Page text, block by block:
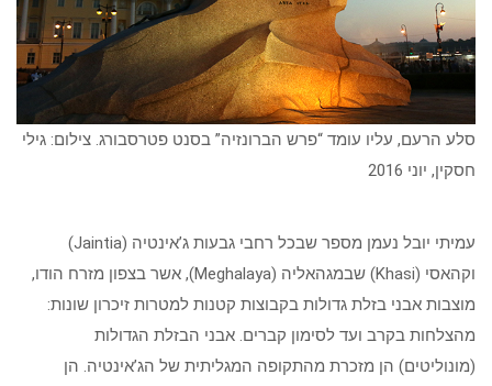
סלע הרעם, עליו עומד “פרש הברונזיה” בסנט פטרסבורג. צילום: גילי
חסקין, יוני 2016
עמיתי יובל נעמן מספר שבכל רחבי גבעות ג’אינטיה (Jaintia)
וקהאסי (Khasi) שבמגהאליה (Meghalaya), אשר בצפון מזרח הודו,
מוצבות אבני בזלת גדולות בקבוצות קטנות למטרות זיכרון שונות:
מהצלחות בקרב ועד לסימון קברים. אבני הבזלת הגדולות
(מונוליטים) הן מזכרת מהתקופה המגליתית של הג’אינטיה. הן